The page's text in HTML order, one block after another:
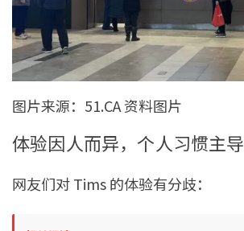
图片来源：51.CA 资料图片
体验因人而异，个人习惯主导
网友们对 Tims 的体验有分歧：